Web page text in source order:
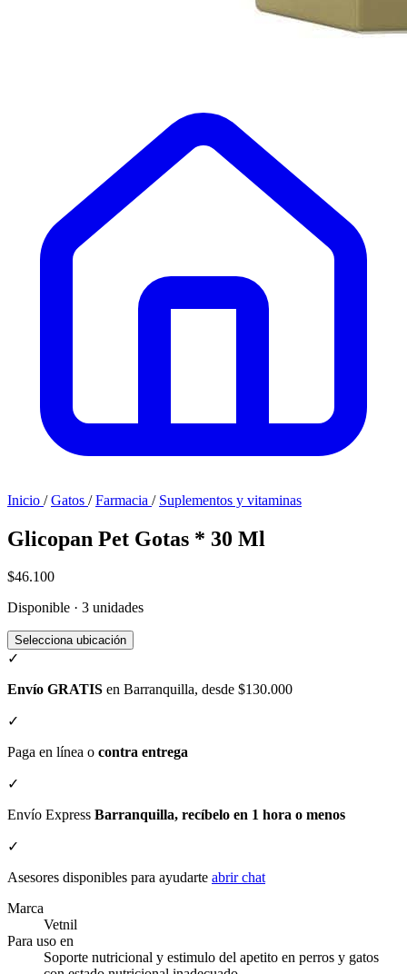
Inicio / Gatos / Farmacia / Suplementos y vitaminas
Glicopan Pet Gotas * 30 Ml
$46.100
Disponible · 3 unidades
Selecciona ubicación
✓
Envío GRATIS en Barranquilla, desde $130.000
✓
Paga en línea o contra entrega
✓
Envío Express Barranquilla, recíbelo en 1 hora o menos
✓
Asesores disponibles para ayudarte abrir chat
Marca
Vetnil
Para uso en
Soporte nutricional y estimulo del apetito en perros y gatos